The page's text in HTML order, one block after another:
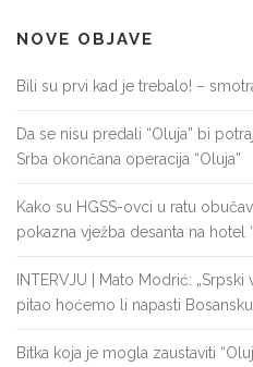
NOVE OBJAVE
Bili su prvi kad je trebalo! –
Da se nisu predali “Oluja” bi
Srba okončana operacija “Oluja”
Kako su HGSS-ovci u ratu
pokazna vježba desanta na hotel
INTERVJU | Mato Modrić:
pitao hoćemo li napasti
Bitka koja je mogla zaustaviti